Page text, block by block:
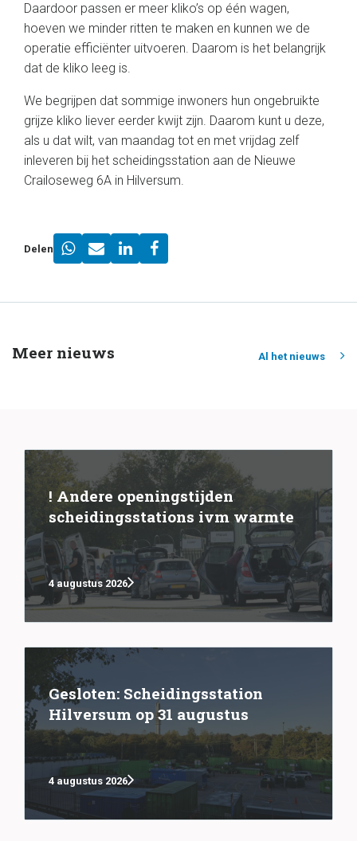
Daardoor passen er meer kliko’s op één wagen,
hoeven we minder ritten te maken en kunnen we de
operatie efficiënter uitvoeren. Daarom is het belangrijk
dat de kliko leeg is.
We begrijpen dat sommige inwoners hun ongebruikte
grijze kliko liever eerder kwijt zijn. Daarom kunt u deze,
als u dat wilt, van maandag tot en met vrijdag zelf
inleveren bij het scheidingsstation aan de Nieuwe
Crailoseweg 6A in Hilversum.
Delen
Meer nieuws Al het nieuws
! Andere openingstijden
scheidingsstations ivm warmte
4 augustus 2026
Gesloten: Scheidingsstation
Hilversum op 31 augustus
4 augustus 2026